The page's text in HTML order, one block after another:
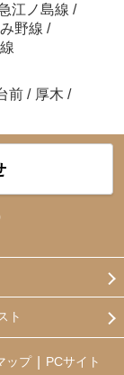
江ノ島線 /
野線 /
前 / 厚木 /
ト
ップ
PCサイト